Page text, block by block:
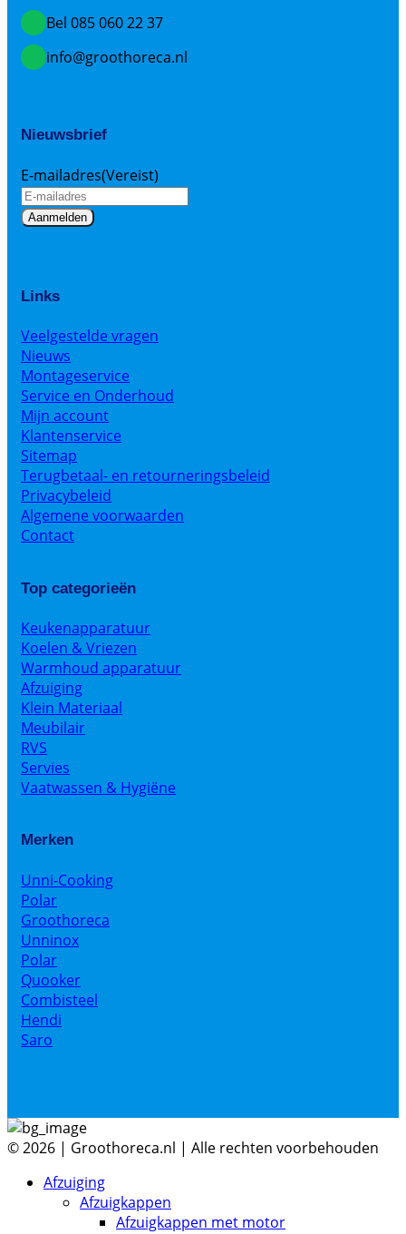
Bel 085 060 22 37
info@groothoreca.nl
Nieuwsbrief
E-mailadres(Vereist)
Links
Veelgestelde vragen
Nieuws
Montageservice
Service en Onderhoud
Mijn account
Klantenservice
Sitemap
Terugbetaal- en retourneringsbeleid
Privacybeleid
Algemene voorwaarden
Contact
Top categorieën
Keukenapparatuur
Koelen & Vriezen
Warmhoud apparatuur
Afzuiging
Klein Materiaal
Meubilair
RVS
Servies
Vaatwassen & Hygiëne
Merken
Unni-Cooking
Polar
Groothoreca
Unninox
Polar
Quooker
Combisteel
Hendi
Saro
© 2026 | Groothoreca.nl | Alle rechten voorbehouden
Afzuiging
Afzuigkappen
Afzuigkappen met motor